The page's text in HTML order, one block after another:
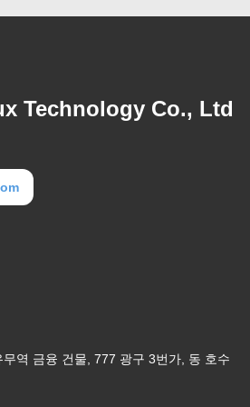
Technology Co., Ltd
역 금융 건물, 777 광구 3번가, 동 호수